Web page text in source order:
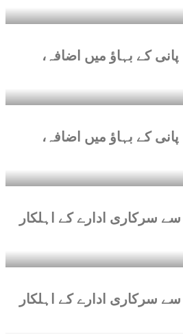
کے بہاؤ میں اضافہ،
کے بہاؤ میں اضافہ،
سرکاری ادارے کے اہلکار
سرکاری ادارے کے اہلکار